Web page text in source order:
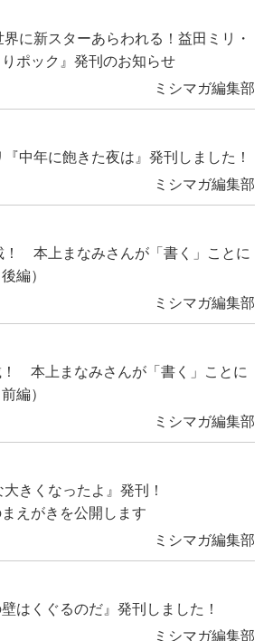
に新スターあらわれる！益田ミリ・
ポック』発刊のお知らせ
ミシマガ編集部
中年に飽きた夜は』発刊しました！
ミシマガ編集部
本上まなみさんが「書く」ことに
編）
ミシマガ編集部
本上まなみさんが「書く」ことに
編）
ミシマガ編集部
きくなったよ』発刊！
えがきを公開します
ミシマガ編集部
はくぐるのだ』発刊しました！
ミシマガ編集部